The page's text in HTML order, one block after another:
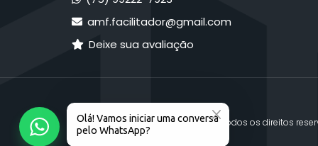
amf.facilitador@gmail.com
Deixe sua avaliação
© 2026 AMF Facilitador. Todos os direitos